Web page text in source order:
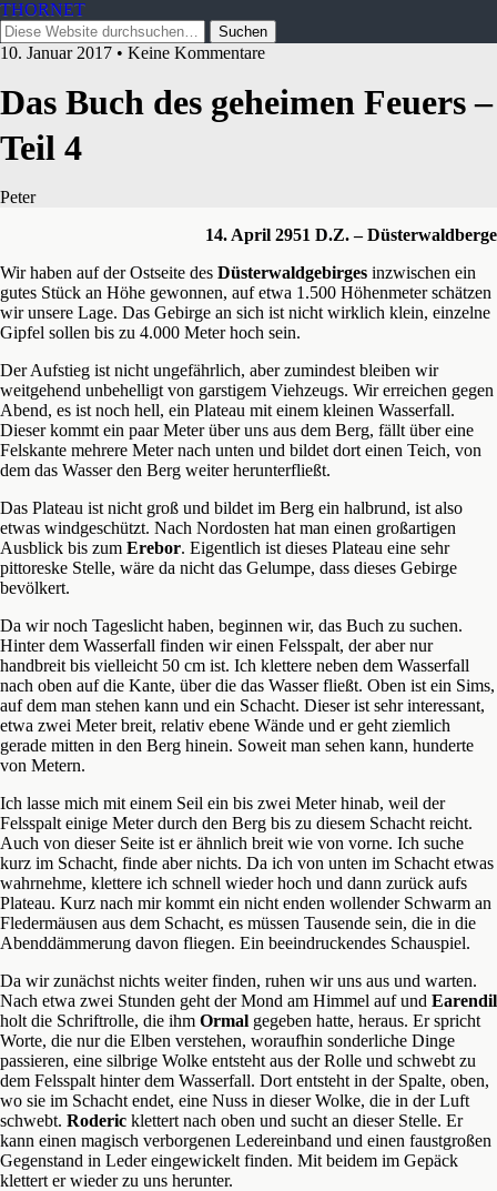
THORNET
10. Januar 2017 • Keine Kommentare
Das Buch des geheimen Feuers –
Teil 4
Peter
14. April 2951 D.Z. – Düsterwaldberge
Wir haben auf der Ostseite des Düsterwaldgebirges inzwischen ein
gutes Stück an Höhe gewonnen, auf etwa 1.500 Höhenmeter schätzen
wir unsere Lage. Das Gebirge an sich ist nicht wirklich klein, einzelne
Gipfel sollen bis zu 4.000 Meter hoch sein.
Der Aufstieg ist nicht ungefährlich, aber zumindest bleiben wir
weitgehend unbehelligt von garstigem Viehzeugs. Wir erreichen gegen
Abend, es ist noch hell, ein Plateau mit einem kleinen Wasserfall.
Dieser kommt ein paar Meter über uns aus dem Berg, fällt über eine
Felskante mehrere Meter nach unten und bildet dort einen Teich, von
dem das Wasser den Berg weiter herunterfließt.
Das Plateau ist nicht groß und bildet im Berg ein halbrund, ist also
etwas windgeschützt. Nach Nordosten hat man einen großartigen
Ausblick bis zum Erebor. Eigentlich ist dieses Plateau eine sehr
pittoreske Stelle, wäre da nicht das Gelumpe, dass dieses Gebirge
bevölkert.
Da wir noch Tageslicht haben, beginnen wir, das Buch zu suchen.
Hinter dem Wasserfall finden wir einen Felsspalt, der aber nur
handbreit bis vielleicht 50 cm ist. Ich klettere neben dem Wasserfall
nach oben auf die Kante, über die das Wasser fließt. Oben ist ein Sims,
auf dem man stehen kann und ein Schacht. Dieser ist sehr interessant,
etwa zwei Meter breit, relativ ebene Wände und er geht ziemlich
gerade mitten in den Berg hinein. Soweit man sehen kann, hunderte
von Metern.
Ich lasse mich mit einem Seil ein bis zwei Meter hinab, weil der
Felsspalt einige Meter durch den Berg bis zu diesem Schacht reicht.
Auch von dieser Seite ist er ähnlich breit wie von vorne. Ich suche
kurz im Schacht, finde aber nichts. Da ich von unten im Schacht etwas
wahrnehme, klettere ich schnell wieder hoch und dann zurück aufs
Plateau. Kurz nach mir kommt ein nicht enden wollender Schwarm an
Fledermäusen aus dem Schacht, es müssen Tausende sein, die in die
Abenddämmerung davon fliegen. Ein beeindruckendes Schauspiel.
Da wir zunächst nichts weiter finden, ruhen wir uns aus und warten.
Nach etwa zwei Stunden geht der Mond am Himmel auf und Earendil
holt die Schriftrolle, die ihm Ormal gegeben hatte, heraus. Er spricht
Worte, die nur die Elben verstehen, woraufhin sonderliche Dinge
passieren, eine silbrige Wolke entsteht aus der Rolle und schwebt zu
dem Felsspalt hinter dem Wasserfall. Dort entsteht in der Spalte, oben,
wo sie im Schacht endet, eine Nuss in dieser Wolke, die in der Luft
schwebt. Roderic klettert nach oben und sucht an dieser Stelle. Er
kann einen magisch verborgenen Ledereinband und einen faustgroßen
Gegenstand in Leder eingewickelt finden. Mit beidem im Gepäck
klettert er wieder zu uns herunter.